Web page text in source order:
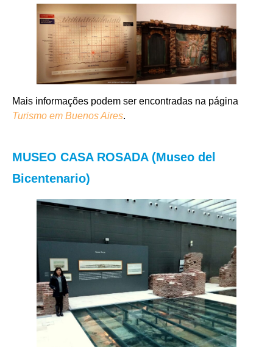
Mais informações podem ser encontradas na página
Turismo em Buenos Aires.
MUSEO CASA ROSADA (Museo del
Bicentenario)